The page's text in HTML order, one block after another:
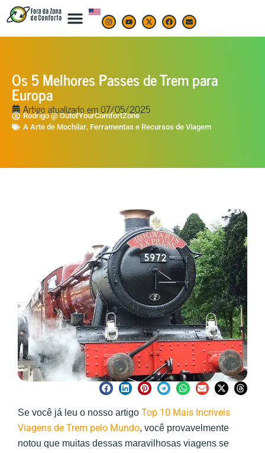
Os 5 Melhores Passes de Trem para
Europa
Artigo atualizado em07/05/2025
Rodrigo @ OutofYourComfortZone
A Arte de Mochilar, Ferramentas e Recursos de Viagem
Se você já leu o nosso artigo Top 10 Mais Incríveis
Viagens de Trem pelo Mundo, você provavelmente
notou que muitas dessas maravilhosas viagens se